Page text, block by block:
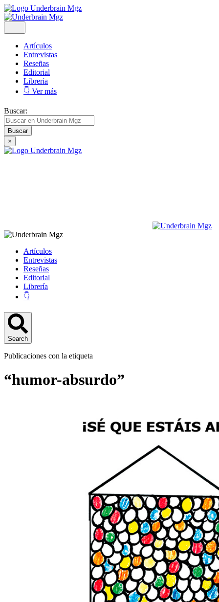
Artículos
Entrevistas
Reseñas
Editorial
Librería
👇 Ver más
Buscar:
×
Artículos
Entrevistas
Reseñas
Editorial
Librería
👇
Search
Publicaciones con la etiqueta
“humor-absurdo”